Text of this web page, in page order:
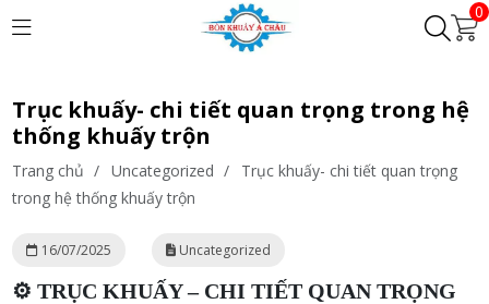
0
Trục khuấy- chi tiết quan trọng trong hệ
thống khuấy trộn
Trang chủ / Uncategorized /
Trục khuấy- chi tiết quan trọng
trong hệ thống khuấy trộn
16/07/2025 Uncategorized
⚙️ TRỤC KHUẤY – CHI TIẾT QUAN TRỌNG